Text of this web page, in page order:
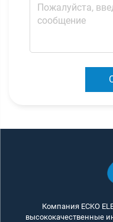
Компания ECKO
высококачественные